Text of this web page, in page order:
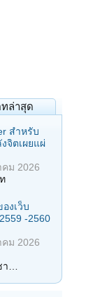
ทล่าสุด
สำหรับ
จิตเผยแผ่
คม 2026
งเว็บ
-2560
คม 2026
…